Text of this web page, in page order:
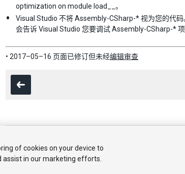
optimization on module load__。
Visual Studio 不将 Assembly-CSharp-* 视为您的代
会告诉 Visual Studio 您要调试 Assembly-CSharp-* 项
• 2017–05–16 页面已修订但未经编辑审查
教程 社区答案 知识库 论坛
of cookies on your device to
assist in our marketing efforts.